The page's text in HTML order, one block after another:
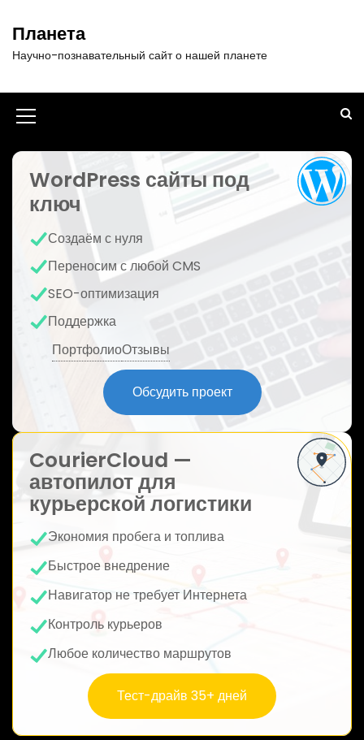
т
Планета
Научно-познавательный сайт о нашей планете
И
к
о
н
к
а
м
WordPress сайты под
ключ
Создаём с нуля
Переносим с любой CMS
SEO-оптимизация
Поддержка
ПортфолиоОтзывы
Обсудить проект
CourierCloud —
автопилот для
курьерской логистики
Экономия пробега и топлива
Быстрое внедрение
Навигатор не требует Интернета
Контроль курьеров
Любое количество маршрутов
Тест-драйв 35+ дней